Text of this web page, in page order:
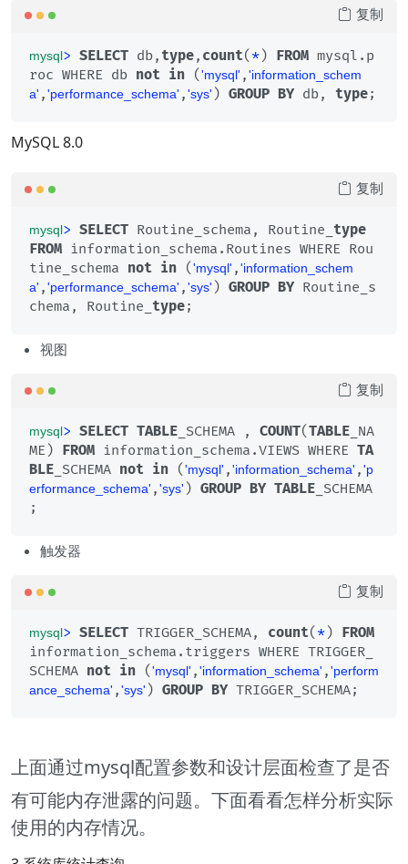
mysql> SELECT db, type, count( *) FROM mysql.p
roc WHERE db not in ('mysql' ,'information_schem
a' ,'performance_schema' ,'sys' ) GROUP BY db, type;
复制
MySQL 8.0
mysql> SELECT Routine_schema, Routine_ type
FROM information_schema.Routines WHERE Rou
tine_schema not in ('mysql' ,'information_schem
a' ,'performance_schema' ,'sys' ) GROUP BY Routine_s
chema, Routine_ type;
复制
视图
mysql> SELECT TABLE _SCHEMA , COUNT(TABLE _NA
ME) FROM information_schema.VIEWS WHERE TA
BLE _SCHEMA not in ('mysql' ,'information_schema' ,'p
erformance_schema' ,'sys' ) GROUP BY TABLE _SCHEMA
;
复制
触发器
mysql> SELECT TRIGGER_SCHEMA, count( *) FROM
information_schema.triggers WHERE TRIGGER_
SCHEMA not in ('mysql' ,'information_schema' ,'perform
ance_schema' ,'sys' ) GROUP BY TRIGGER_SCHEMA;
复制
上面通过mysql配置参数和设计层面检查了是否
有可能内存泄露的问题。下面看看怎样分析实际
使用的内存情况。